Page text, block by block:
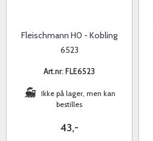
Fleischmann H0 - Kobling
6523
Art.nr: FLE6523
Ikke på lager, men kan
bestilles
43,-